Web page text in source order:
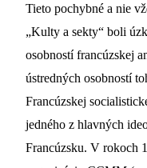
Tieto pochybné a nie
„Kulty a sekty“ boli
osobností francúzskej
ústredných osobností
Francúzskej
jedného z hlavných
Francúzsku. V rokoch